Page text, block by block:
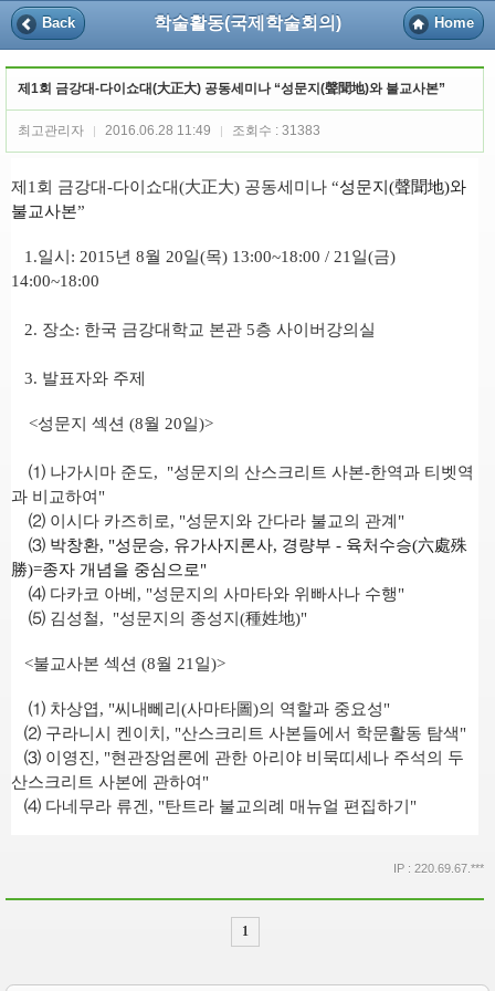
Back 학술활동(국제학술회의) Home
제1회 금강대-다이쇼대(大正大) 공동세미나 “성문지(聲聞地)와 불교사본”
최고관리자 2016.06.28 11:49 조회수 : 31383
제 1회 금강대-다이쇼대(大正大) 공동세미나 “성문지 (聲聞地)와
불교사본”
1.일시 : 2015년 8월 20일(목) 13:00~18:00 / 21일(금)
14:00~18:00
2. 장소: 한국 금강대학교 본관 5층 사이버강의실
3. 발표자와 주제
<성문지 섹션 (8월 20일)>
⑴ 나가시마 준도, "성문지 의 산스크리트 사본-한역과 티벳역
과 비교하여"
⑵ 이시다 카즈히로, "성문지 와 간다라 불교의 관계"
⑶ 박창환, "성문승, 유가사지론사, 경량부 - 육처수승(六處殊
勝)=종자 개념을 중심으로"
⑷ 다카코 아베 , "성문지 의 사마타와 위빠사나 수행"
⑸ 김성철, "성문지 의 종성지 (種姓地)"
<불교사본 섹션 (8월 21일)>
⑴ 차상엽, "씨내뻬리 (사마타圖)의 역할과 중요성"
⑵ 구라니시 켄이치 , "산스크리트 사본들에서 학문활동 탐색"
⑶ 이영진, "현관장엄론에 관한 아리야 비묵띠세나 주석의 두
산스크리트 사본에 관하여"
⑷ 다네무라 류겐, "탄트라 불교의례 매뉴얼 편집하기"
IP : 220.69.67.***
1